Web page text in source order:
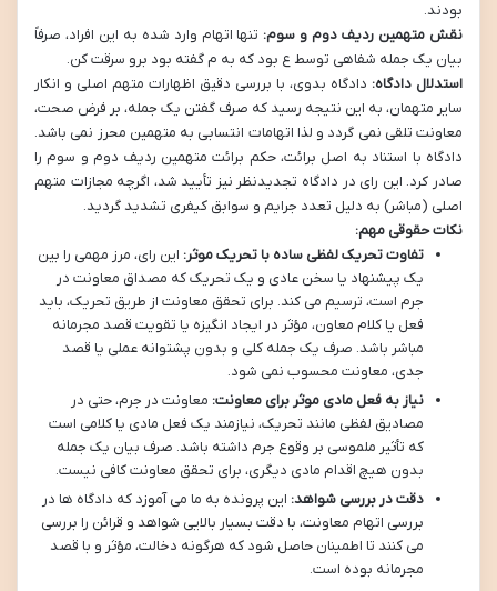
بودند.
نقش متهمین ردیف دوم و سوم: تنها اتهام وارد شده به این افراد، صرفاً
بیان یک جمله شفاهی توسط ع بود که به م گفته بود برو سرقت کن.
استدلال دادگاه: دادگاه بدوی، با بررسی دقیق اظهارات متهم اصلی و انکار
سایر متهمان، به این نتیجه رسید که صرف گفتن یک جمله، بر فرض صحت،
معاونت تلقی نمی گردد و لذا اتهامات انتسابی به متهمین محرز نمی باشد.
دادگاه با استناد به اصل برائت، حکم برائت متهمین ردیف دوم و سوم را
صادر کرد. این رای در دادگاه تجدیدنظر نیز تأیید شد، اگرچه مجازات متهم
اصلی (مباشر) به دلیل تعدد جرایم و سوابق کیفری تشدید گردید.
نکات حقوقی مهم:
تفاوت تحریک لفظی ساده با تحریک موثر: این رای، مرز مهمی را بین
یک پیشنهاد یا سخن عادی و یک تحریک که مصداق معاونت در
جرم است، ترسیم می کند. برای تحقق معاونت از طریق تحریک، باید
فعل یا کلام معاون، مؤثر در ایجاد انگیزه یا تقویت قصد مجرمانه
مباشر باشد. صرف یک جمله کلی و بدون پشتوانه عملی یا قصد
جدی، معاونت محسوب نمی شود.
نیاز به فعل مادی موثر برای معاونت: معاونت در جرم، حتی در
مصادیق لفظی مانند تحریک، نیازمند یک فعل مادی یا کلامی است
که تأثیر ملموسی بر وقوع جرم داشته باشد. صرف بیان یک جمله
بدون هیچ اقدام مادی دیگری، برای تحقق معاونت کافی نیست.
دقت در بررسی شواهد: این پرونده به ما می آموزد که دادگاه ها در
بررسی اتهام معاونت، با دقت بسیار بالایی شواهد و قرائن را بررسی
می کنند تا اطمینان حاصل شود که هرگونه دخالت، مؤثر و با قصد
مجرمانه بوده است.